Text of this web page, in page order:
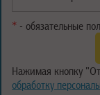
* - обязательные
Нажимая кнопку
обработку